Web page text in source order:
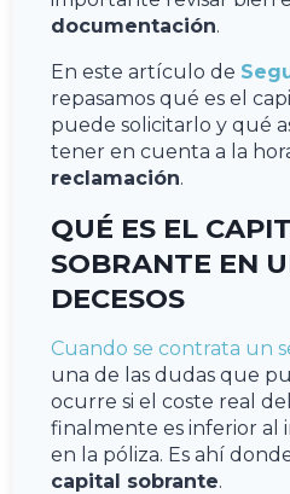
documentación.
En este artículo de
repasamos qué es el
puede solicitarlo y qué
tener en cuenta a la
reclamación.
QUÉ ES EL
SOBRANTE EN
DECESOS
Cuando se contrata un
una de las dudas que
ocurre si el coste real del
finalmente es inferior al
en la póliza. Es ahí
capital sobrante.